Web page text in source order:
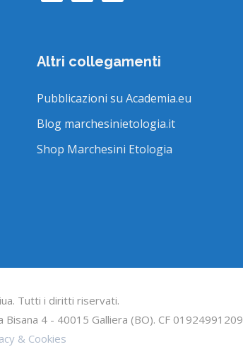
Altri collegamenti
Pubblicazioni su Academia.eu
Blog marchesinietologia.it
Shop Marchesini Etologia
Tutti i diritti riservati.
4 - 40015 Galliera (BO). CF 01924991209
& Cookies